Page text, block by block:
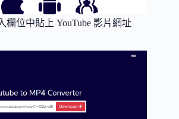
欄位中貼上 YouTube 影片網址